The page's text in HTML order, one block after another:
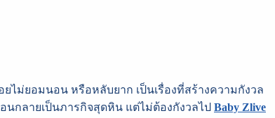
ไม่ยอมนอน หรือหลับยาก เป็นเรื่องที่สร้างความกังวล
กลายเป็นภารกิจสุดหิน แต่ไม่ต้องกังวลไป Baby Zlive